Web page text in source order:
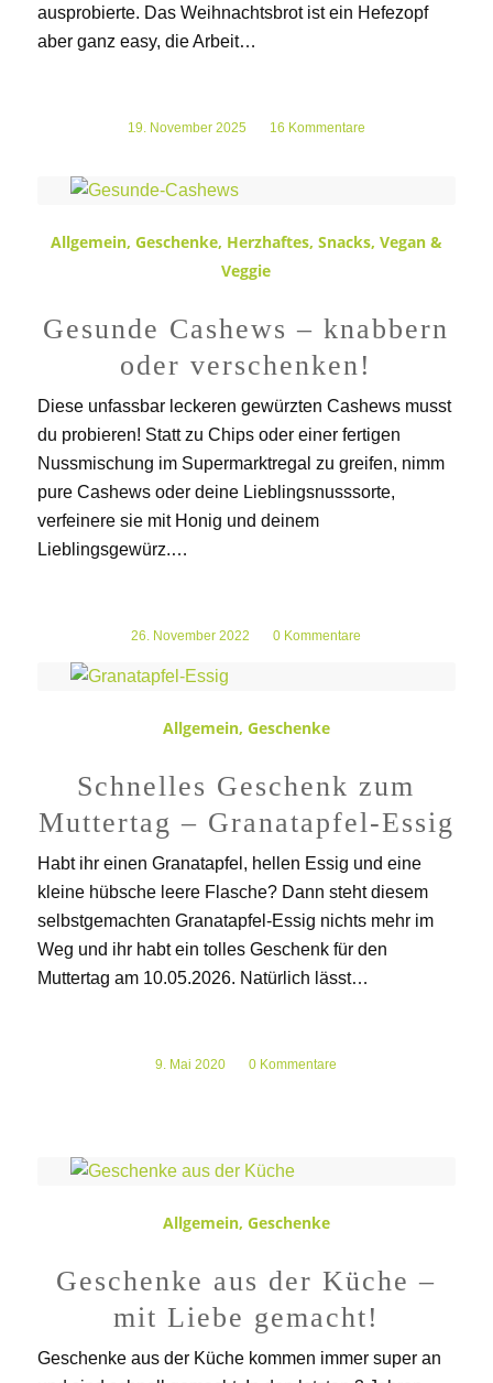
ausprobierte. Das Weihnachtsbrot ist ein Hefezopf
aber ganz easy, die Arbeit…
19. November 2025
/ 16 Kommentare
Allgemein, Geschenke, Herzhaftes, Snacks, Vegan &
Veggie
Gesunde Cashews – knabbern
oder verschenken!
Diese unfassbar leckeren gewürzten Cashews musst
du probieren! Statt zu Chips oder einer fertigen
Nussmischung im Supermarktregal zu greifen, nimm
pure Cashews oder deine Lieblingsnusssorte,
verfeinere sie mit Honig und deinem
Lieblingsgewürz.…
26. November 2022
/ 0 Kommentare
Allgemein, Geschenke
Schnelles Geschenk zum
Muttertag – Granatapfel-Essig
Habt ihr einen Granatapfel, hellen Essig und eine
kleine hübsche leere Flasche? Dann steht diesem
selbstgemachten Granatapfel-Essig nichts mehr im
Weg und ihr habt ein tolles Geschenk für den
Muttertag am 10.05.2026. Natürlich lässt…
9. Mai 2020 0 Kommentare
Allgemein, Geschenke
Geschenke aus der Küche –
mit Liebe gemacht!
Geschenke aus der Küche kommen immer super an